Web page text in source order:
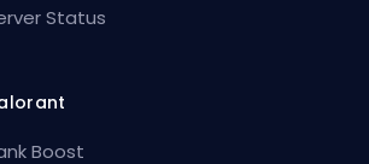
Status
Boost